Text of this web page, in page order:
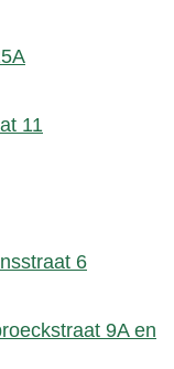
11
6
9A en